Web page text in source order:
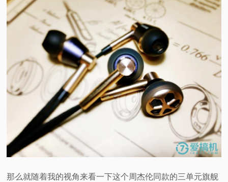
那么就随着我的视角来看一下这个周杰伦同款的三单元旗舰